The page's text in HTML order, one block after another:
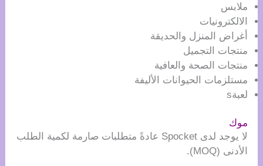
ملابس
الالكترونيات
أغراض المنزل والحديقة
منتجات التجميل
منتجات الصحة والعافية
مستلزمات الحيوانات الأليفة
لعبةs
موك
لا يوجد لدى Spocket عادةً متطلبات صارمة لكمية الطلب
الأدنى (MOQ).